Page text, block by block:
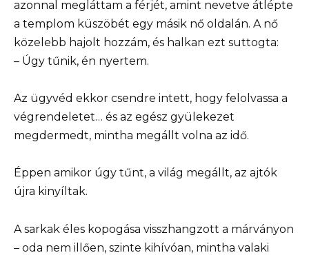
azonnal megláttam a férjét, amint nevetve átlépte
a templom küszöbét egy másik nő oldalán. A nő
közelebb hajolt hozzám, és halkan ezt suttogta:
– Úgy tűnik, én nyertem.
Az ügyvéd ekkor csendre intett, hogy felolvassa a
végrendeletet… és az egész gyülekezet
megdermedt, mintha megállt volna az idő.
Éppen amikor úgy tűnt, a világ megállt, az ajtók
újra kinyíltak.
A sarkak éles kopogása visszhangzott a márványon
– oda nem illően, szinte kihívóan, mintha valaki